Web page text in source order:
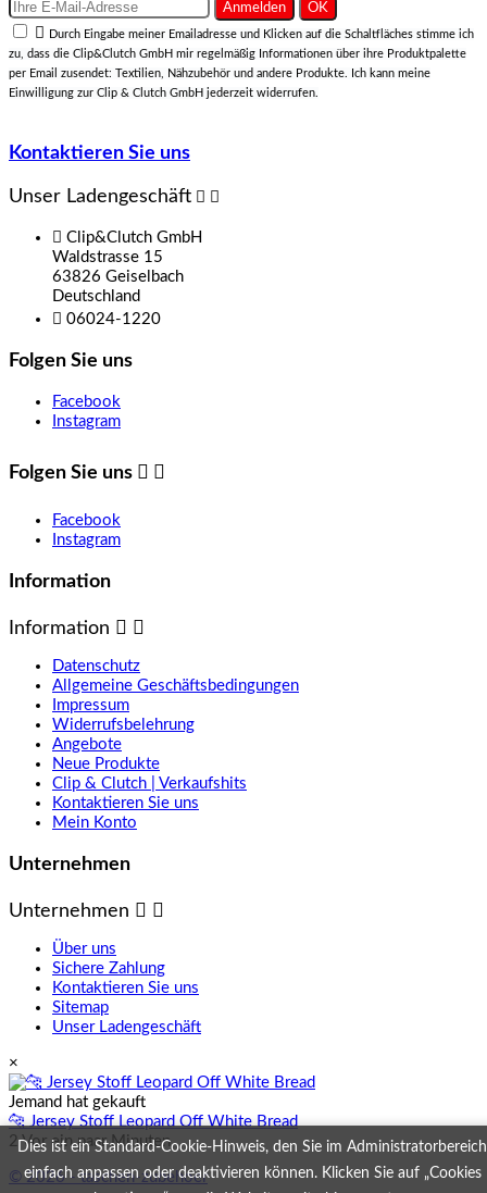
Durch Eingabe meiner Emailadresse und Klicken auf die Schaltfläches stimme ich
zu, dass die Clip&Clutch GmbH mir regelmäßig Informationen über ihre Produktpalette
per Email zusendet: Textilien, Nähzubehör und andere Produkte. Ich kann meine
Einwilligung zur Clip & Clutch GmbH jederzeit widerrufen.
Kontaktieren Sie uns
Unser Ladengeschäft
Clip&Clutch GmbH
Waldstrasse 15
63826 Geiselbach
Deutschland
06024-1220
Folgen Sie uns
Facebook
Instagram
Folgen Sie uns  
Facebook
Instagram
Information
Information  
Datenschutz
Allgemeine Geschäftsbedingungen
Impressum
Widerrufsbelehrung
Angebote
Neue Produkte
Clip & Clutch | Verkaufshits
Kontaktieren Sie uns
Mein Konto
Unternehmen
Unternehmen  
Über uns
Sichere Zahlung
Kontaktieren Sie uns
Sitemap
Unser Ladengeschäft
×
Jemand hat gekauft
🐆 Jersey Stoff Leopard Off White Bread
2 Vor ein paar Minuten
Dies ist ein Standard-Cookie-Hinweis, den Sie im Administratorbereich
einfach anpassen oder deaktivieren können. Klicken Sie auf „Cookies
© 2026 - taschen-zubehoer